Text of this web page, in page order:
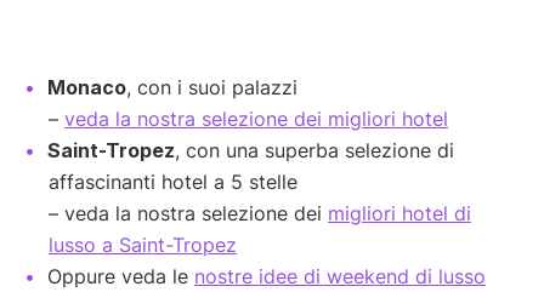
Monaco, con i suoi palazzi
– veda la nostra selezione dei migliori hotel
Saint-Tropez, con una superba selezione di
affascinanti hotel a 5 stelle
– veda la nostra selezione dei migliori hotel di
lusso a Saint-Tropez
Oppure veda le nostre idee di weekend di lusso